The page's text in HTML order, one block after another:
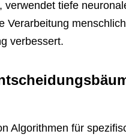
tiefe
Verarbeitung
verbessert.
Algorithmen für